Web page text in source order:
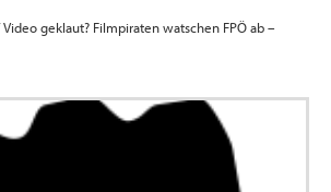
Video geklaut? Filmpiraten watschen FPÖ ab –